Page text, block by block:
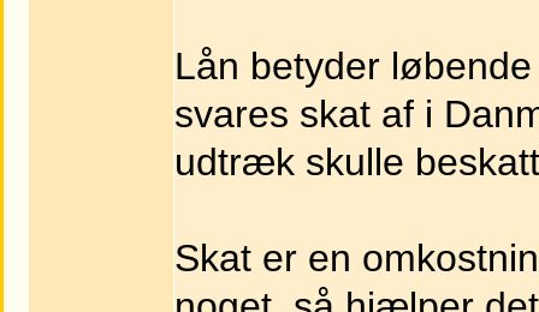
Lån betyder
svares skat af i
udtræk skulle
Skat er en